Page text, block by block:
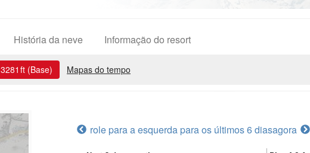
História da neve Informação do resort
3281 ft (Base) Mapas do tempo
role para a esquerda para os últimos 6 diasagora